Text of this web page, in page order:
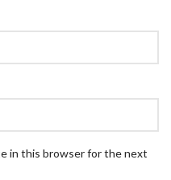
in this browser for the next